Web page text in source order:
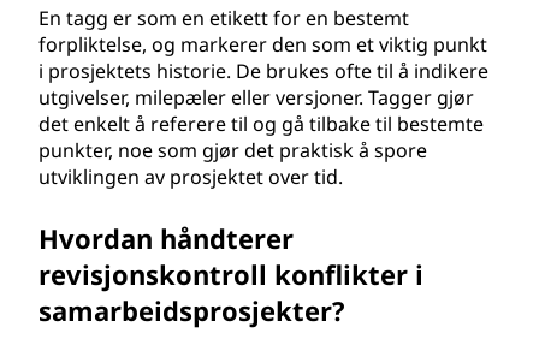
En tagg er som en etikett for en bestemt
forpliktelse, og markerer den som et viktig punkt
i prosjektets historie. De brukes ofte til å indikere
utgivelser, milepæler eller versjoner. Tagger gjør
det enkelt å referere til og gå tilbake til bestemte
punkter, noe som gjør det praktisk å spore
utviklingen av prosjektet over tid.
Hvordan håndterer
revisjonskontroll konflikter i
samarbeidsprosjekter?